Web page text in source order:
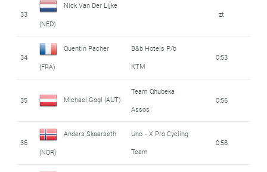
33
Nick Van Der Lijke
(NED)
zt
34
Quentin Pacher
(FRA)
B&b Hotels P/b
KTM
0:53
35 Michael Gogl (AUT)
Team Qhubeka
Assos
0:56
36
Anders Skaarseth
(NOR)
Uno - X Pro Cycling
Team
0:58